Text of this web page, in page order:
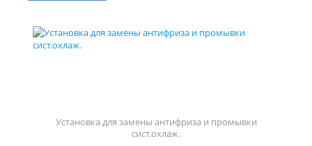
Установка для замены антифриза и промывки
сист.охлаж.